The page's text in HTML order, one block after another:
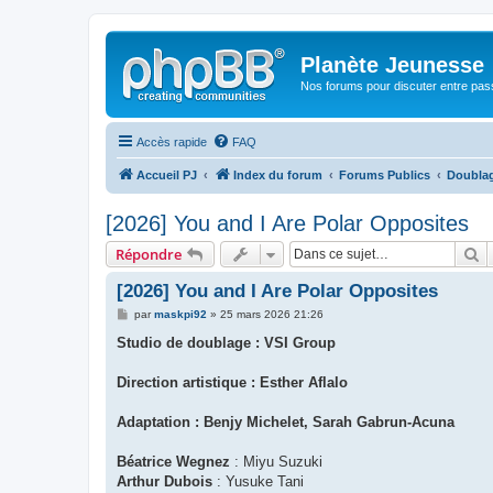
Planète Jeunesse
Nos forums pour discuter entre
Accès rapide FAQ
Accueil PJ Index du forum Forums Publics
[2026] You and I Are Polar Opposites
Répondre
[2026] You and I Are Polar Opposites
M
s
g
parmaskpi92 » 25 mars 2026 21:26
Studio de doublage : VSI Group
Direction artistique : Esther Aflalo
Adaptation : Benjy Michelet, Sarah Gabrun-Acuna
Béatrice Wegnez : Miyu Suzuki
Arthur Dubois : Yusuke Tani